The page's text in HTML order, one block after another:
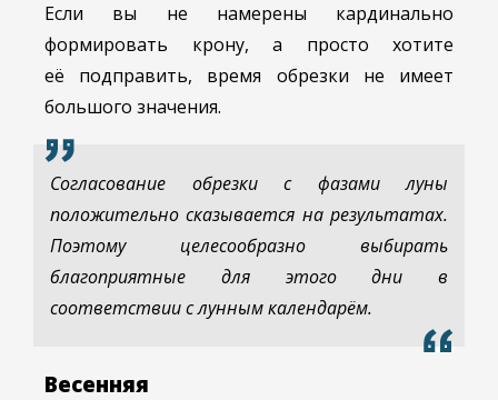
Если вы не намерены кардинально
формировать крону, а просто хотите
её подправить, время обрезки не имеет
большого значения.
Согласование обрезки с фазами луны
положительно сказывается на результатах.
Поэтому целесообразно выбирать
благоприятные для этого дни в
соответствии с лунным календарём.
Весенняя